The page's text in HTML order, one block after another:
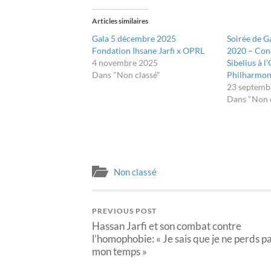
une
nouvelle
une
nouvelle
Articles similaires
Gala 5 décembre 2025
Fondation Ihsane Jarfi x OPRL
4 novembre 2025
Dans "Non classé"
Soirée de
2020 –
Sibelius à
23
Dans "Non
Non classé
PREVIOUS POST
Hassan Jarfi et son combat contre
l’homophobie: « Je sais que je ne perds
mon temps »